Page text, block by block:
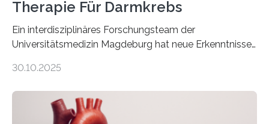
Therapie Für Darmkrebs
Ein interdisziplinäres Forschungsteam der
Universitätsmedizin Magdeburg hat neue Erkenntnisse
behandelt werden kann. In ihrer aktuellen Studie,
Oncology, zeigen die Forschenden, dass Mini-Tumore
aus Gewebe von Patientinnen und Patienten –
30.10.2025